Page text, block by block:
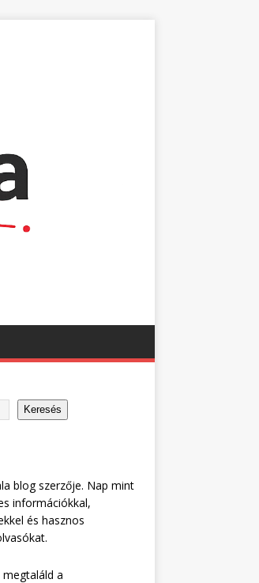
Keresés
blog szerzője. Nap mint
információkkal,
és hasznos
a